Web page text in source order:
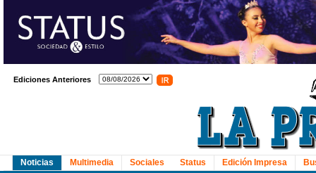
Ediciones Anteriores
Noticias
Multimedia Sociales Status Edición Impresa